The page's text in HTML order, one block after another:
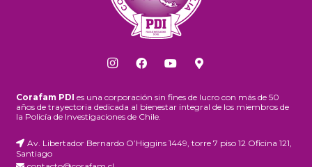
Corafam PDI es una corporación sin fines de lucro con más de 50
años de trayectoria dedicada al bienestar integral de los miembros de
la Policía de Investigaciones de Chile.
Av. Libertador Bernardo O’Higgins 1449, torre 7 piso 12 Oficina 121,
Santiago